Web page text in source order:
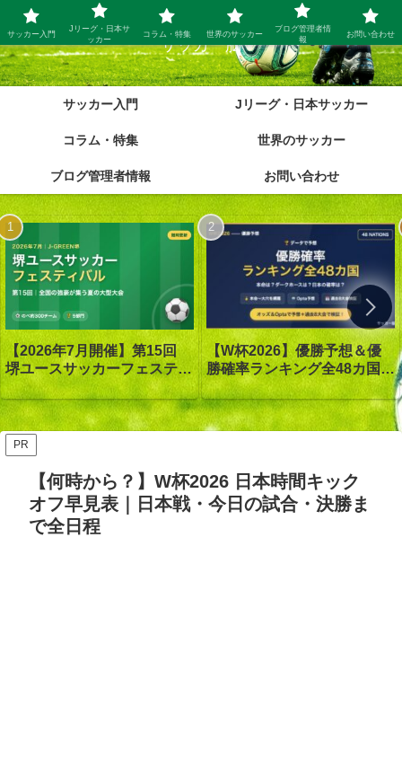
サッカー脳
サッカー入門 Jリーグ・日本サッカー
コラム・特集 世界のサッカー
ブログ管理者情報 お問い合わせ
【2026年7月開催】第15回
堺ユースサッカーフェスティ
バル in J-GREEN堺｜大会概
要・日程・参加カテゴリ【随
時更新】
【W杯2026】優勝予想＆優
勝確率ランキング全48カ国｜
優勝は1番人気スペイン｜オ
ッズ答え合わせ【Opta検
証】
PR
【何時から？】W杯2026 日本時間キック
オフ早見表｜日本戦・今日の試合・決勝ま
で全日程
サッカー入門
Jリーグ・日本サ
ッカー
コラム・特集 世界のサッカー
ブログ管理者情
報
お問い合わせ